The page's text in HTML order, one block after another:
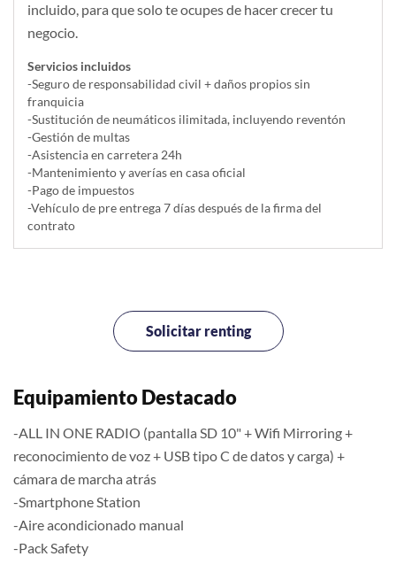
incluido, para que solo te ocupes de hacer crecer tu
negocio.
Servicios incluidos
-Seguro de responsabilidad civil + daños propios sin
franquicia
-Sustitución de neumáticos ilimitada, incluyendo reventón
-Gestión de multas
-Asistencia en carretera 24h
-Mantenimiento y averías en casa oficial
-Pago de impuestos
-Vehículo de pre entrega 7 días después de la firma del
contrato
Solicitar renting
Equipamiento Destacado
-ALL IN ONE RADIO (pantalla SD 10" + Wifi Mirroring +
reconocimiento de voz + USB tipo C de datos y carga) +
cámara de marcha atrás
-Smartphone Station
-Aire acondicionado manual
-Pack Safety